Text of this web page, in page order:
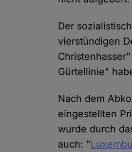
Der
vierstündigen
Gürtellinie"
Nach dem
eingestellten
wurde durch
auch: "